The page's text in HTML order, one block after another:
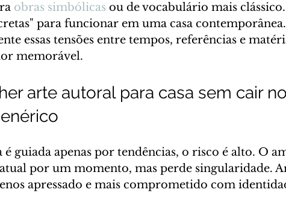
obras simbólicas ou de vocabulário mais
para funcionar em uma casa
essas tensões entre tempos, referências e
memorável.
arte autoral para casa sem cair no
é guiada apenas por tendências, o risco é alto. O
por um momento, mas perde singularidade.
apressado e mais comprometido com